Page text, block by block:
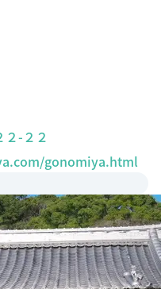
２-２２
gonomiya.html